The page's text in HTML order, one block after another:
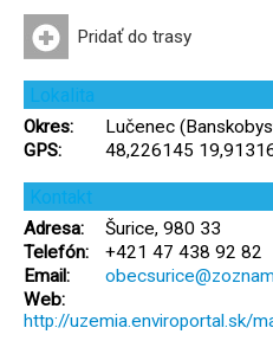
Pridať do trasy
Lokalita
Okres:
Lučenec
GPS:
48,226145
Kontakt
Adresa:
Šurice, 980 33
Telefón:
+421 47 438 92 82
Email:
Web:
http://uzemia.enviroportal.sk/